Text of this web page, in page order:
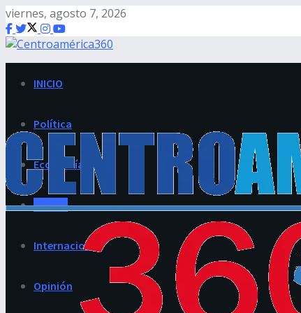
viernes, agosto 7, 2026
INICIO
Política
Economía
Región
Internacional
Opinión